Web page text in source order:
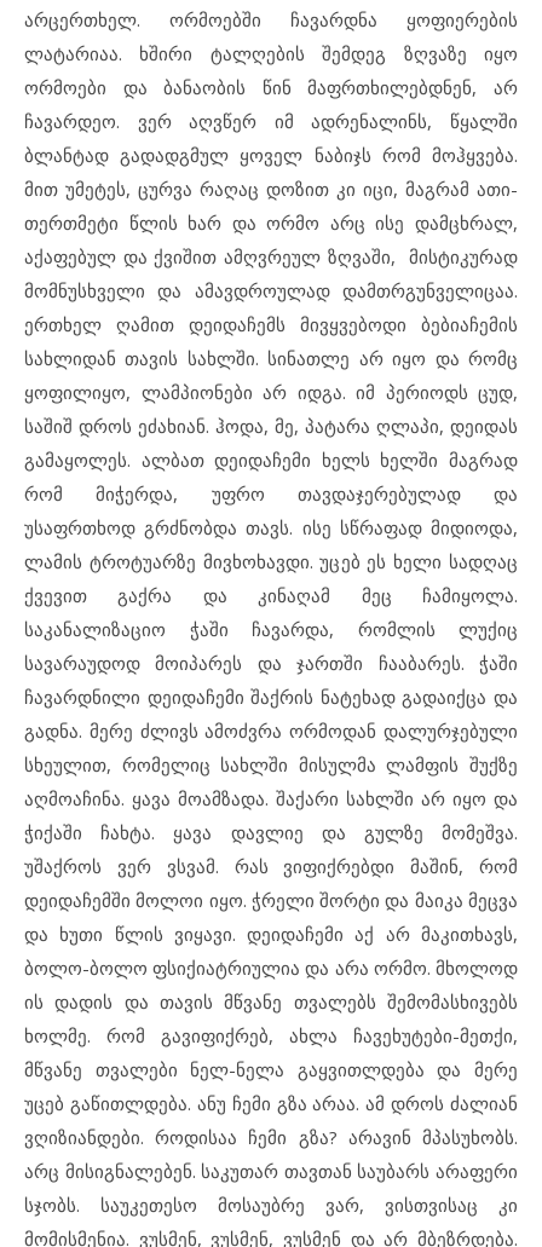
არცერთხელ. ორმოებში ჩავარდნა ყოფიერების
ლატარიაა. ხშირი ტალღების შემდეგ ზღვაზე იყო
ორმოები და ბანაობის წინ მაფრთხილებდნენ, არ
ჩავარდეო. ვერ აღვწერ იმ ადრენალინს, წყალში
ბლანტად გადადგმულ ყოველ ნაბიჯს რომ მოჰყვება.
მით უმეტეს, ცურვა რაღაც დოზით კი იცი, მაგრამ ათი-
თერთმეტი წლის ხარ და ორმო არც ისე დამცხრალ,
აქაფებულ და ქვიშით ამღვრეულ ზღვაში, მისტიკურად
მომნუსხველი და ამავდროულად დამთრგუნველიცაა.
ერთხელ ღამით დეიდაჩემს მივყვებოდი ბებიაჩემის
სახლიდან თავის სახლში. სინათლე არ იყო და რომც
ყოფილიყო, ლამპიონები არ იდგა. იმ პერიოდს ცუდ,
საშიშ დროს ეძახიან. ჰოდა, მე, პატარა ღლაპი, დეიდას
გამაყოლეს. ალბათ დეიდაჩემი ხელს ხელში მაგრად
რომ მიჭერდა, უფრო თავდაჯერებულად და
უსაფრთხოდ გრძნობდა თავს. ისე სწრაფად მიდიოდა,
ლამის ტროტუარზე მივხოხავდი. უცებ ეს ხელი სადღაც
ქვევით გაქრა და კინაღამ მეც ჩამიყოლა.
საკანალიზაციო ჭაში ჩავარდა, რომლის ლუქიც
სავარაუდოდ მოიპარეს და ჯართში ჩააბარეს. ჭაში
ჩავარდნილი დეიდაჩემი შაქრის ნატეხად გადაიქცა და
გადნა. მერე ძლივს ამოძვრა ორმოდან დალურჯებული
სხეულით, რომელიც სახლში მისულმა ლამფის შუქზე
აღმოაჩინა. ყავა მოამზადა. შაქარი სახლში არ იყო და
ჭიქაში ჩახტა. ყავა დავლიე და გულზე მომეშვა.
უშაქროს ვერ ვსვამ. რას ვიფიქრებდი მაშინ, რომ
დეიდაჩემში მოლოი იყო. ჭრელი შორტი და მაიკა მეცვა
და ხუთი წლის ვიყავი. დეიდაჩემი აქ არ მაკითხავს,
ბოლო-ბოლო ფსიქიატრიულია და არა ორმო. მხოლოდ
ის დადის და თავის მწვანე თვალებს შემომასხივებს
ხოლმე. რომ გავიფიქრებ, ახლა ჩავეხუტები-მეთქი,
მწვანე თვალები ნელ-ნელა გაყვითლდება და მერე
უცებ გაწითლდება. ანუ ჩემი გზა არაა. ამ დროს ძალიან
ვღიზიანდები. როდისაა ჩემი გზა? არავინ მპასუხობს.
არც მისიგნალებენ. საკუთარ თავთან საუბარს არაფერი
სჯობს. საუკეთესო მოსაუბრე ვარ, ვისთვისაც კი
მომისმენია. ვუსმენ, ვუსმენ, ვუსმენ და არ მბეზრდება.